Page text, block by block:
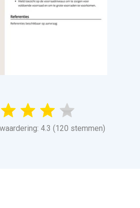
4.3 (120 stemmen)